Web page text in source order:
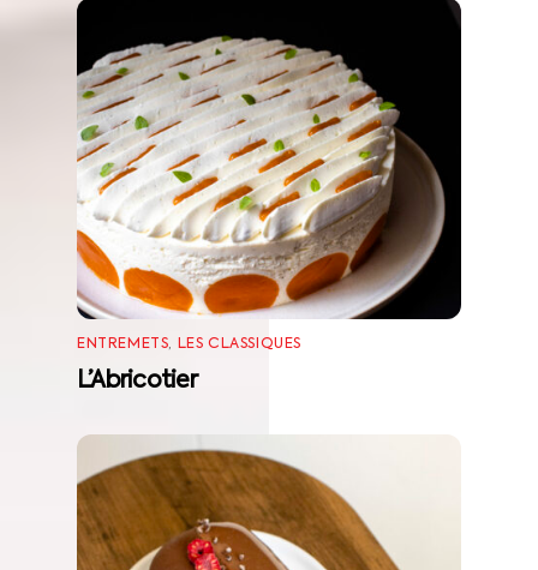
ENTREMETS, LES CLASSIQUES
L’Abricotier